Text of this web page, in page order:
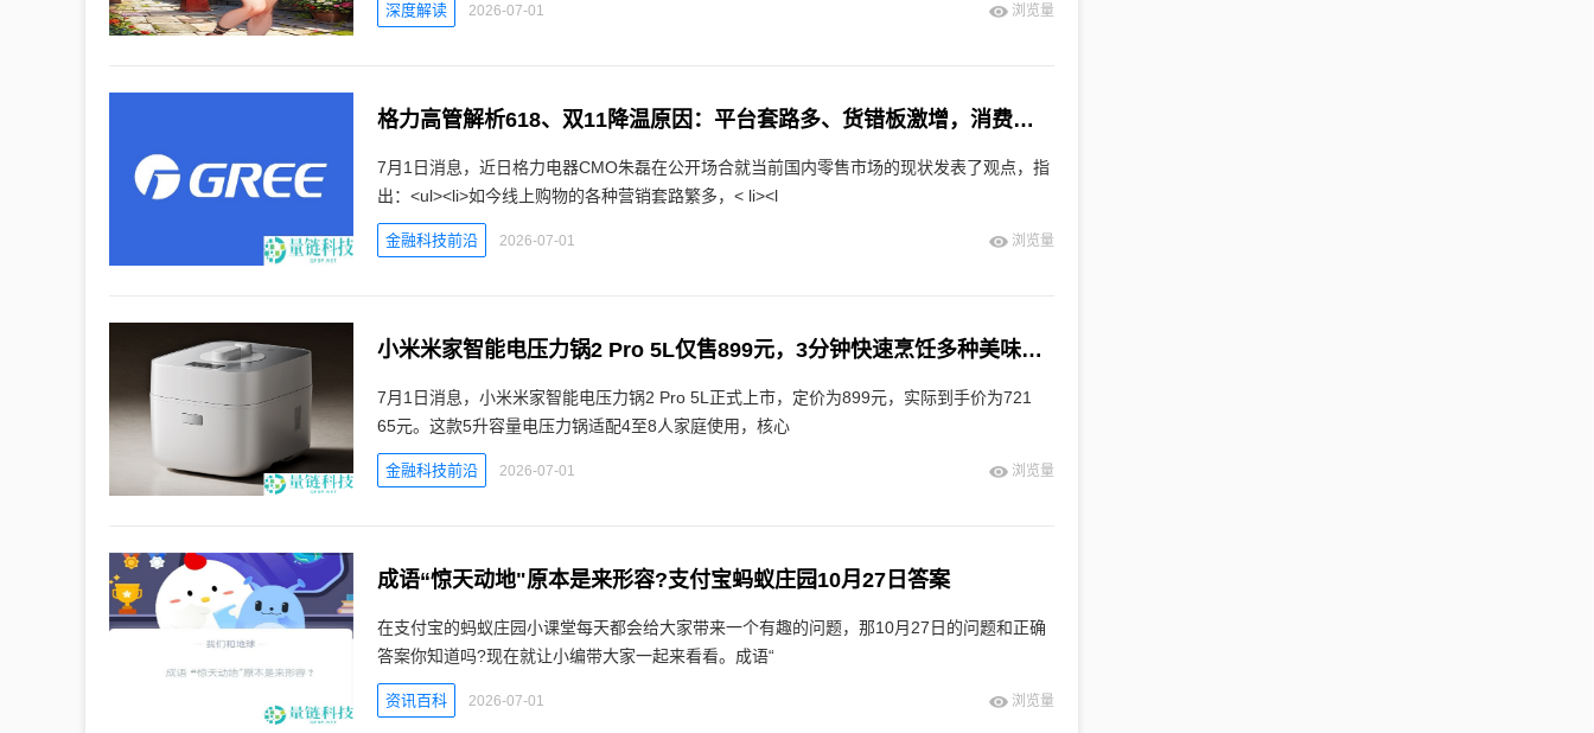
深度解读 2026-07-01 浏览量
格力高管解析618、双11降温原因：平台套路多、货错板激增，消费者难退货
7月1日消息，近日格力电器CMO朱磊在公开场合就当前国内零售市场的现状发表了观点，指
出：<ul><li>如今线上购物的各种营销套路繁多，< li><l
金融科技前沿 2026-07-01 浏览量
小米米家智能电压力锅2 Pro 5L仅售899元，3分钟快速烹饪多种美味菜肴
7月1日消息，小米米家智能电压力锅2 Pro 5L正式上市，定价为899元，实际到手价为721
65元。这款5升容量电压力锅适配4至8人家庭使用，核心
金融科技前沿 2026-07-01 浏览量
成语“惊天动地"原本是来形容?支付宝蚂蚁庄园10月27日答案
在支付宝的蚂蚁庄园小课堂每天都会给大家带来一个有趣的问题，那10月27日的问题和正确
答案你知道吗?现在就让小编带大家一起来看看。成语“
资讯百科 2026-07-01 浏览量